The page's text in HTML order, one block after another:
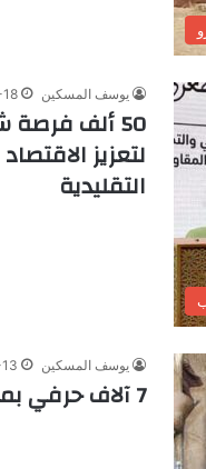
يوسف المسكين
50 ألف
لتعزيز
التقليدية
يوسف المسكين
7 آلاف حرفي بمدينة فاس